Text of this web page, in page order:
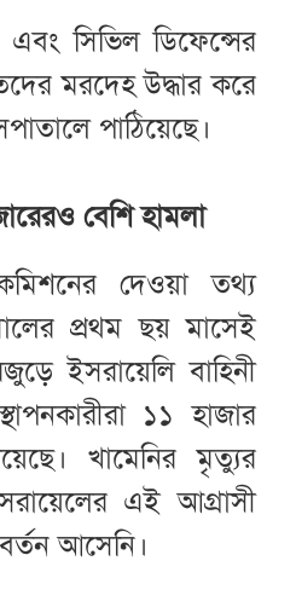
সিভিল ডিফেন্সের
মরদেহ উদ্ধার করে
পাঠিয়েছে।
বেশি হামলা
দেওয়া তথ্য
প্রথম ছয় মাসেই
ইসরায়েলি বাহিনী
১১ হাজার
খামেনির মৃত্যুর
এই আগ্রাসী
আসেনি।